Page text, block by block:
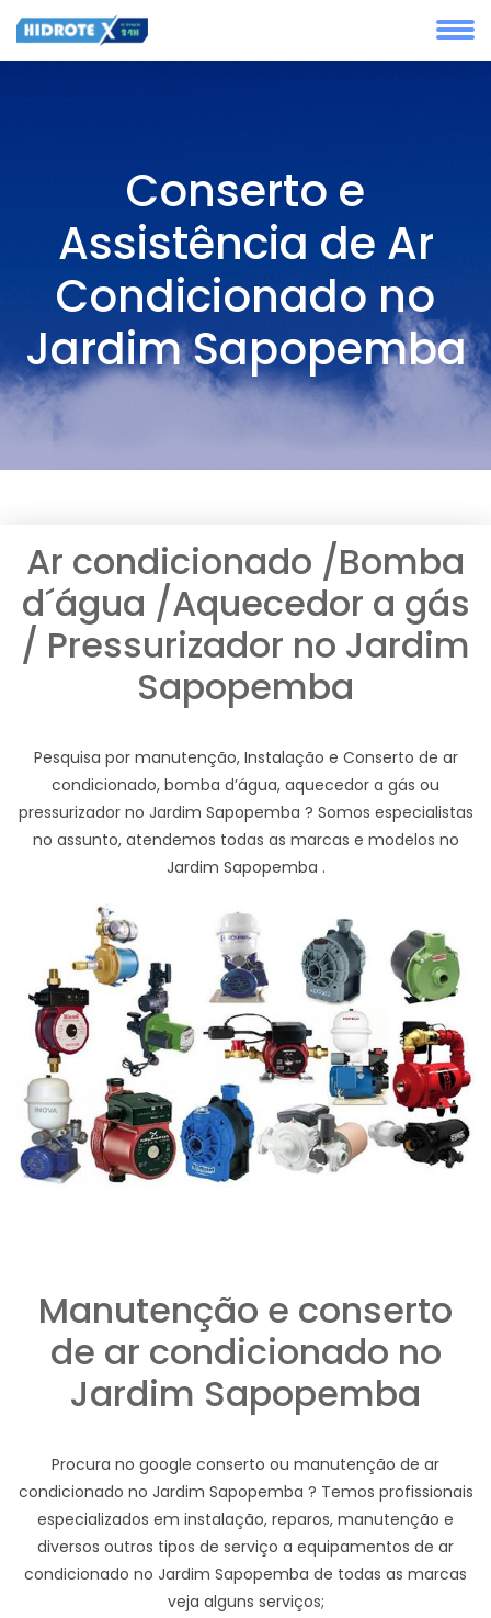
Conserto e
Assistência de Ar
Condicionado no
Jardim Sapopemba
Ar condicionado /Bomba
d´água /Aquecedor a gás
/ Pressurizador no Jardim
Sapopemba
Pesquisa por manutenção, Instalação e Conserto de ar
condicionado, bomba d’água, aquecedor a gás ou
pressurizador no Jardim Sapopemba ? Somos especialistas
no assunto, atendemos todas as marcas e modelos no
Jardim Sapopemba .
Manutenção e conserto
de ar condicionado no
Jardim Sapopemba
Procura no google conserto ou manutenção de ar
condicionado no Jardim Sapopemba ? Temos profissionais
especializados em instalação, reparos, manutenção e
diversos outros tipos de serviço a equipamentos de ar
condicionado no Jardim Sapopemba de todas as marcas
veja alguns serviços;